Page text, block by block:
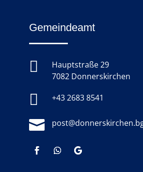
Gemeindeamt

Hauptstraße 29
7082 Donnerskirchen
 +43 2683 8541
